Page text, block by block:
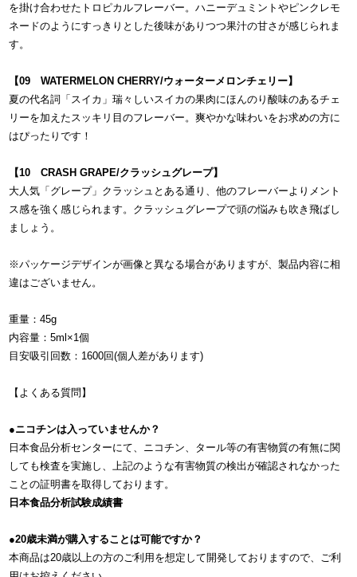
を掛け合わせたトロピカルフレーバー。ハニーデュミントやピンクレモ
ネードのようにすっきりとした後味がありつつ果汁の甘さが感じられま
す。
【09 WATERMELON CHERRY/ウォーターメロンチェリー】
夏の代名詞「スイカ」瑞々しいスイカの果肉にほんのり酸味のあるチェ
リーを加えたスッキリ目のフレーバー。爽やかな味わいをお求めの方に
はぴったりです！
【10 CRASH GRAPE/クラッシュグレープ】
大人気「グレープ」クラッシュとある通り、他のフレーバーよりメント
ス感を強く感じられます。クラッシュグレープで頭の悩みも吹き飛ばし
ましょう。
※パッケージデザインが画像と異なる場合がありますが、製品内容に相
違はございません。
重量：45g
内容量：5ml×1個
目安吸引回数：1600回(個人差があります)
【よくある質問】
●ニコチンは入っていませんか？
日本食品分析センターにて、ニコチン、タール等の有害物質の有無に関
しても検査を実施し、上記のような有害物質の検出が確認されなかった
ことの証明書を取得しております。
日本食品分析試験成績書
●20歳未満が購入することは可能ですか？
本商品は20歳以上の方のご利用を想定して開発しておりますので、ご利